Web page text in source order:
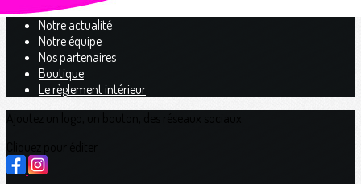
Notre Histoire
Notre actualité
Notre équipe
Nos partenaires
Boutique
Le règlement intérieur